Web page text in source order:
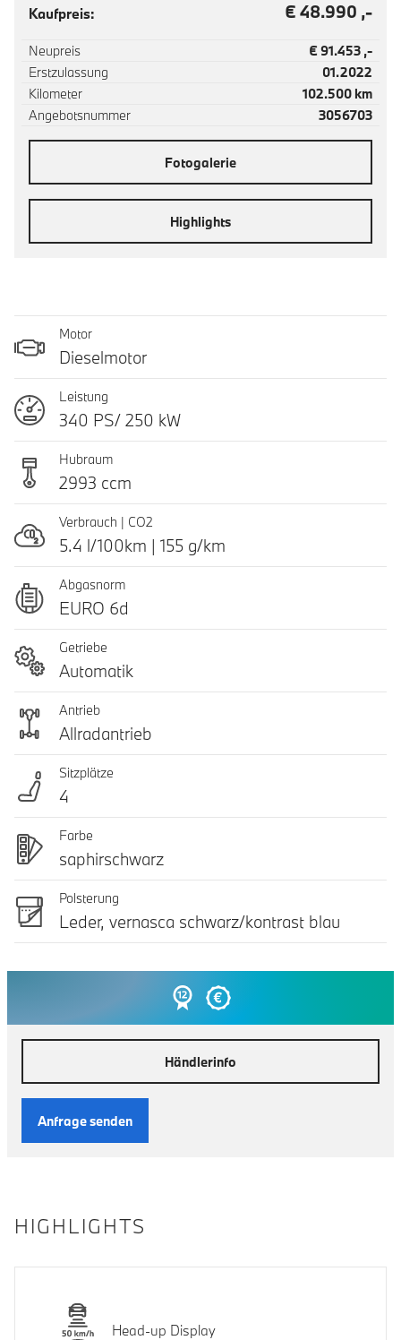
Kaufpreis:
€ 48.990 ,-
Neupreis
€ 91.453 ,-
Erstzulassung
01.2022
Kilometer
102.500 km
Angebotsnummer
3056703
Fotogalerie
Highlights
Motor
Dieselmotor
Leistung
340 PS/ 250 kW
Hubraum
2993 ccm
Verbrauch | CO2
5.4 l/100km | 155 g/km
Abgasnorm
EURO 6d
Getriebe
Automatik
Antrieb
Allradantrieb
Sitzplätze
4
Farbe
saphirschwarz
Polsterung
Leder, vernasca schwarz/kontrast blau
Händlerinfo
Anfrage senden
HIGHLIGHTS
Head-up Display